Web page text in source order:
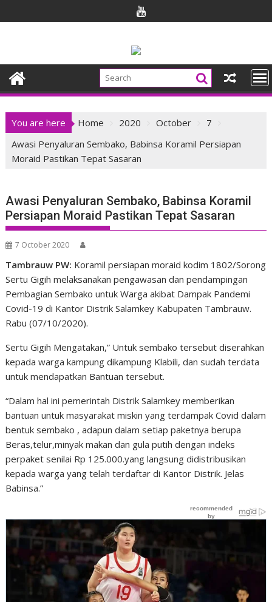
to
You are here Home 2020 October
7
Awasi Penyaluran Sembako, Babinsa Koramil Persiapan
Moraid Pastikan Tepat Sasaran
Awasi Penyaluran Sembako, Babinsa Koramil
Persiapan Moraid Pastikan Tepat Sasaran
7 October 2020
Tambrauw PW: Koramil persiapan moraid kodim 1802/Sorong
Sertu Gigih melaksanakan pengawasan dan pendampingan
Pembagian Sembako untuk Warga akibat Dampak Pandemi
Covid-19 di Kantor Distrik Salamkey Kabupaten Tambrauw.
Rabu (07/10/2020).
Sertu Gigih Mengatakan,” Untuk sembako tersebut diserahkan
kepada warga kampung dikampung Klabili, dan sudah terdata
untuk mendapatkan Bantuan tersebut.
“Dalam hal ini pemerintah Distrik Salamkey memberikan
bantuan untuk masyarakat miskin yang terdampak Covid dalam
bentuk sembako , adapun dalam setiap paketnya berupa
Beras,telur,minyak makan dan gula putih dengan indeks
perpaket senilai Rp 125.000.yang langsung didistribusikan
kepada warga yang telah terdaftar di Kantor Distrik. Jelas
Babinsa.”